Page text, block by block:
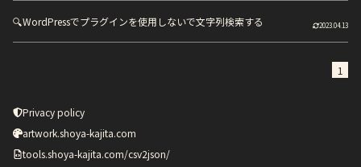
🔍WordPressでプラグインを使用しないで文字列検索する 2023.04.13
1
Privacy policy
artwork.shoya-kajita.com
tools.shoya-kajita.com/csv2json/